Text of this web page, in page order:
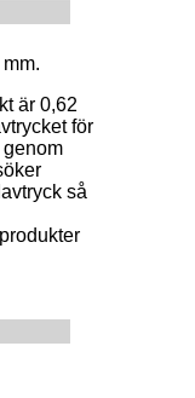
är 0,62
för
så